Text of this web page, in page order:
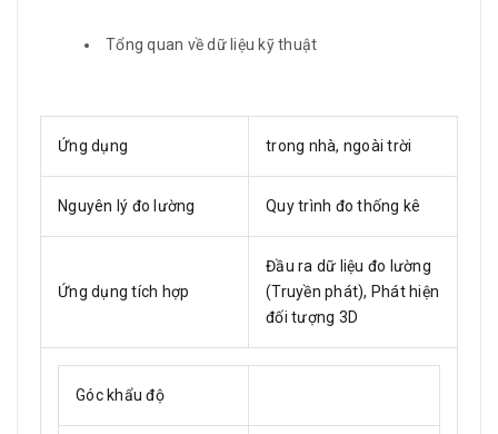
Tổng quan về dữ liệu kỹ thuật
Ứng dụng trong nhà, ngoài trời
Nguyên lý đo lường Quy trình đo thống kê
Ứng dụng tích hợp
Đầu ra dữ liệu đo lường
(Truyền phát), Phát hiện
đối tượng 3D
Góc khẩu độ